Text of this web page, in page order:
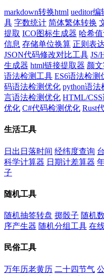
markdown转换html ueditor编
具 字数统计 简体繁体转换
提取 ICO图标生成器 哈希
信息 存储单位换算 正则表
JSON代码修改对比工具 JS/
生成器 html链接提取器 颜
语法检测工具 ES6语法检测
码语法检测优化 python语法
言语法检测优化 HTML/
优化 C#代码检测优化 Rust
生活工具
日出日落时间 经纬度查询
科学计算器 日期计差算器
子
随机工具
随机抽签转盘 掷骰子 随机
序产生器 随机分组工具 在
民俗工具
万年历老黄历 二十四节气